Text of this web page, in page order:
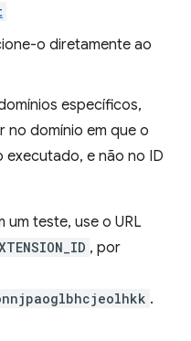
o diretamente ao
específicos,
no domínio em que o
e não no ID
um teste, use o URL
, por
.